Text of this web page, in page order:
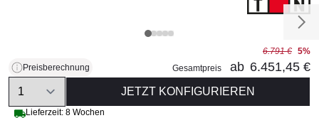
Preisberechnung
6.791 € 5%
Gesamtpreis
ab 6.451,45 €
Quantity
JETZT KONFIGURIEREN
Lieferzeit: 8 Wochen